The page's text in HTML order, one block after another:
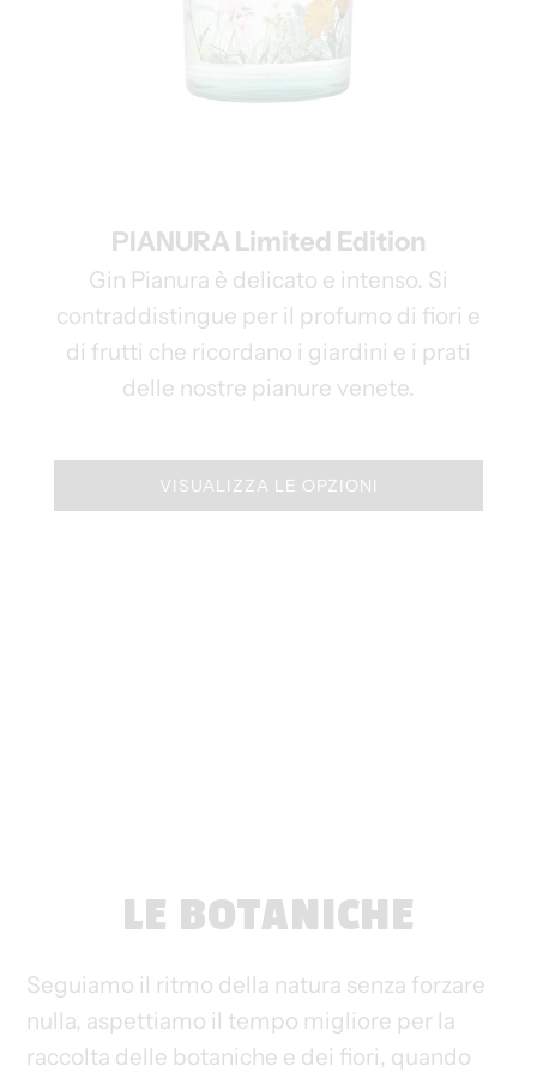
PIANURA Limited Edition
Gin Pianura è delicato e intenso. Si
contraddistingue per il profumo di fiori e
di frutti che ricordano i giardini e i prati
delle nostre pianure venete.
VISUALIZZA LE OPZIONI
LE BOTANICHE
Seguiamo il ritmo della natura senza forzare
nulla, aspettiamo il tempo migliore per la
raccolta delle botaniche e dei fiori, quando